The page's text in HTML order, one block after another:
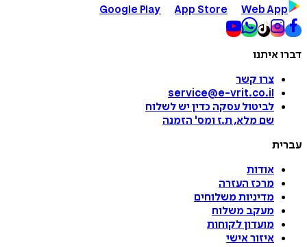
Google Play
App Store Web App
דברו איתנו
צרו קשר
service@e-vrit.co.il
לביטול עסקה כדין יש לשלוח
שם מלא, ת.ז ומס' הזמנה
עברית
אודות
מרכז העזרה
מדיניות משלוחים
מעקב משלוח
מועדון לקוחות
איזור אישי